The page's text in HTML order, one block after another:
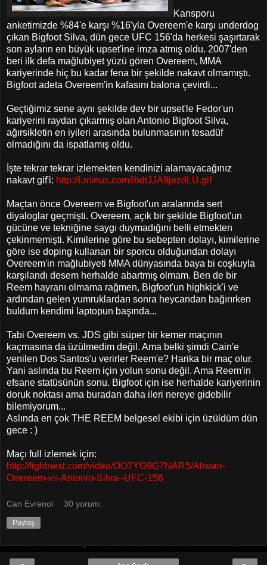
Kansporu
anketimizde %84'e karşı %16'yla Overeem'e karşı underdog
çıkan Bigfoot Silva, dün gece UFC 156'da herkesi şaşırtarak
son ayların en büyük upset'ine imza atmış oldu. 2007'den
beri ilk defa mağlubiyet yüzü gören Overeem, MMA
kariyerinde hiç bu kadar fena bir şekilde nakavt olmamıştı.
Bigfoot adeta Overeem'in kafasını balona çevirdi...
Geçtiğimiz sene aynı şekilde dev bir upset'le Fedor'un
kariyerini raydan çıkarmış olan Antonio Bigfoot Silva,
ağırsikletin en iyileri arasında bulunmasının tesadüf
olmadığını da ispatlamış oldu.
İşte tekrar tekrar izlemekten kendinizi alamayacağınız
nakavt gif'i: http://i.minus.com/ibdtJJA9jezdLU.gif
Maçtan önce Overeem ve Bigfoot'un aralarında sert
diyaloglar geçmişti. Overeem, açık bir şekilde Bigfoot'un
gücüne ve tekniğine saygı duymadığını belli etmekten
çekinmemişti. Kimilerine göre bu sebepten dolayı, kimilerine
göre ise doping kullanan bir sporcu olduğundan dolayı
Overeem'in mağlubiyeti MMA dünyasında baya bi coşkuyla
karşılandı desem herhalde abartmış olmam. Ben de bir
Reem hayranı olmama rağmen, Bigfoot'un highkick'i ve
ardından gelen yumruklardan sonra heycandan bağırırken
buldum kendimi laptopun başında...
Tabi Overeem vs. JDS gibi süper bir kemer maçının
kaçmasına da üzülmedim değil. Ama belki şimdi Cain'e
yenilen Dos Santos'u verirler Reem'e? Harika bir maç olur.
Yani aslında bu Reem için yolun sonu değil. Ama Reem'in
efsane statüsünün sonu. Bigfoot için ise herhalde kariyerinin
doruk noktası ama buradan daha ileri nereye gidebilir
bilemiyorum...
Aslında en çok THE REEM belgesel ekibi için üzüldüm dün
gece : )
Maçı full izlemek için:
http://fightnext.com/video/OO7YG9G7NAR5/Alistair-
Overeem-vs-Antonio-Silva--UFC-156
Can Evrenol 30 yorum:
Paylaş